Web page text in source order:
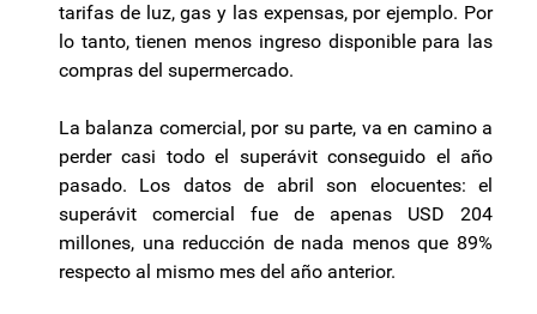
tarifas de luz, gas y las expensas, por ejemplo. Por
lo tanto, tienen menos ingreso disponible para las
compras del supermercado.
La balanza comercial, por su parte, va en camino a
perder casi todo el superávit conseguido el año
pasado. Los datos de abril son elocuentes: el
superávit comercial fue de apenas USD 204
millones, una reducción de nada menos que 89%
respecto al mismo mes del año anterior.